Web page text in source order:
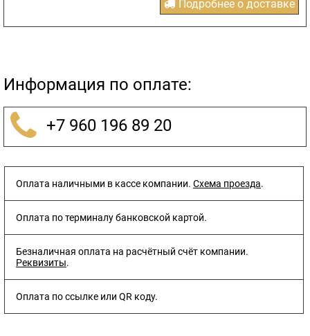
Подробнее о доставке
Информация по оплате:
+7 960 196 89 20
Оплата наличными в кассе компании. Схема проезда.
Оплата по терминалу банковской картой.
Безналичная оплата на расчётный счёт компании.
Реквизиты.
Оплата по ссылке или QR коду.